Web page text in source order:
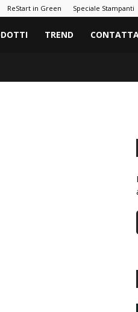
ReStart in Green Speciale Stampanti
TREND